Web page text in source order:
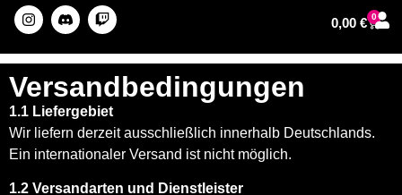
0,00 € 0
Versandbedingungen
1.1 Liefergebiet
Wir liefern derzeit ausschließlich innerhalb Deutschlands.
Ein internationaler Versand ist nicht möglich.
1.2 Versandarten und Dienstleister